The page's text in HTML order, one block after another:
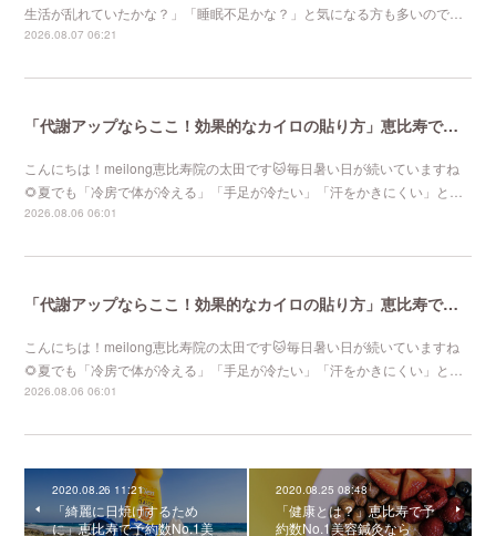
生活が乱れていたかな？」「睡眠不足かな？」と気になる方も多いので…
2026.08.07 06:21
「代謝アップならここ！効果的なカイロの貼り方」恵比寿で口コミNo 1美容鍼灸ならmeilong
こんにちは！meilong恵比寿院の太田です🐱毎日暑い日が続いていますね
🌻夏でも「冷房で体が冷える」「手足が冷たい」「汗をかきにくい」と…
2026.08.06 06:01
「代謝アップならここ！効果的なカイロの貼り方」恵比寿で口コミNo 1美容鍼灸ならmeilong
こんにちは！meilong恵比寿院の太田です🐱毎日暑い日が続いていますね
🌻夏でも「冷房で体が冷える」「手足が冷たい」「汗をかきにくい」と…
2026.08.06 06:01
2020.08.26 11:21
「綺麗に日焼けするため
に」恵比寿で予約数No.1美
2020.08.25 08:48
「健康とは？」恵比寿で予
約数No.1美容鍼灸なら